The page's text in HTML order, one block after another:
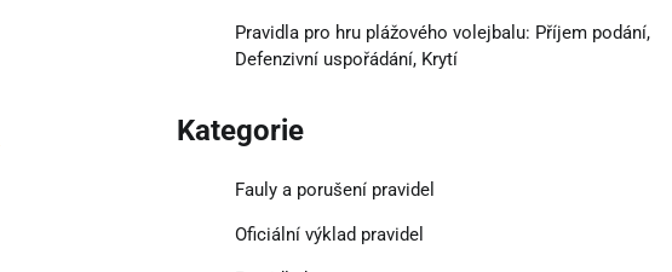
Pravidla pro hru plážového volejbalu: Příjem podání,
Defenzivní uspořádání, Krytí
Kategorie
Fauly a porušení pravidel
Oficiální výklad pravidel